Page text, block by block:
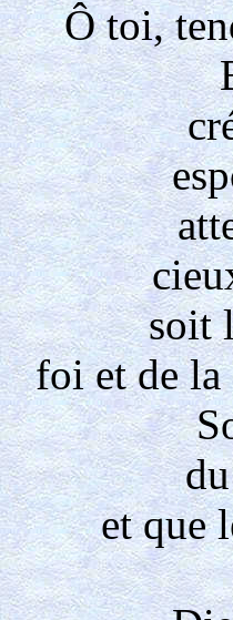
Ô toi,
soit
foi et de la
et que